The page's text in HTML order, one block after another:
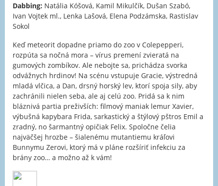
Dabbing: Natália Kóšová, Kamil Mikulčík, Dušan Szabó,
Ivan Vojtek ml., Lenka Lašová, Elena Podzámska, Rastislav
Sokol
Keď meteorit dopadne priamo do zoo v Colepepperi,
rozpúta sa nočná mora – vírus premení zvieratá na
gumových zombíkov. Ale nebojte sa, prichádza svorka
odvážnych hrdinov! Na scénu vstupuje Gracie, výstredná
mladá vlčica, a Dan, drsný horský lev, ktorí spoja sily, aby
zachránili nielen seba, ale aj celú zoo. Pridá sa k nim
bláznivá partia preživších: filmový maniak lemur Xavier,
výbušná kapybara Frida, sarkastický a štýlový pštros Emil a
zradný, no šarmantný opičiak Felix. Spoločne čelia
najväčšej hrozbe – šialenému mutantiemu kráľovi
Bunnymu Zerovi, ktorý má v pláne rozšíriť infekciu za
brány zoo… a možno až k vám!